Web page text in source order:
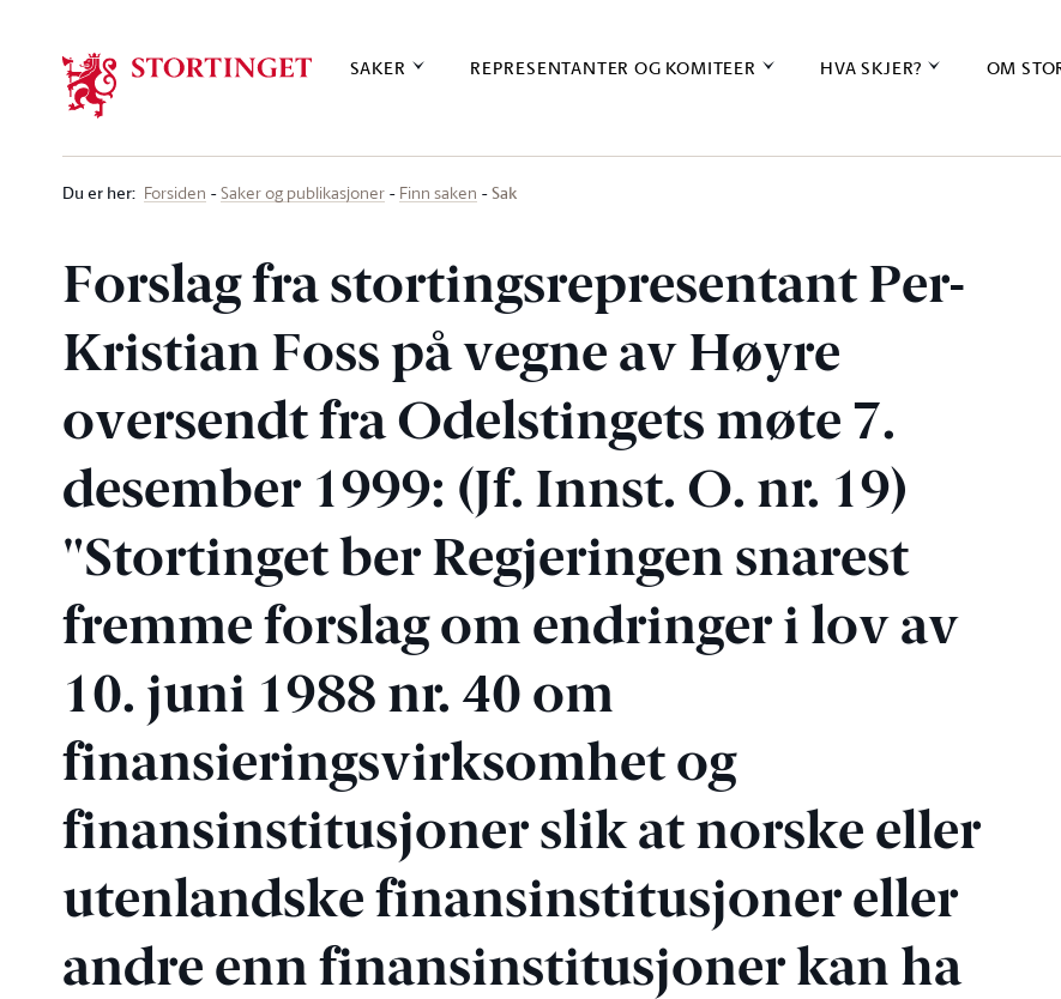
SAKER REPRESENTANTER OG KOMITEER HVA SKJER? OM
Du er her: Forsiden Saker og publikasjoner Finn saken Sak
Forslag fra stortingsrepresentant Per-
Kristian Foss på vegne av Høyre
oversendt fra Odelstingets møte 7.
desember 1999: (Jf. Innst. O. nr. 19)
"Stortinget ber Regjeringen snarest
fremme forslag om endringer i lov av
10. juni 1988 nr. 40 om
finansieringsvirksomhet og
finansinstitusjoner slik at norske eller
utenlandske finansinstitusjoner eller
andre enn finansinstitusjoner kan ha